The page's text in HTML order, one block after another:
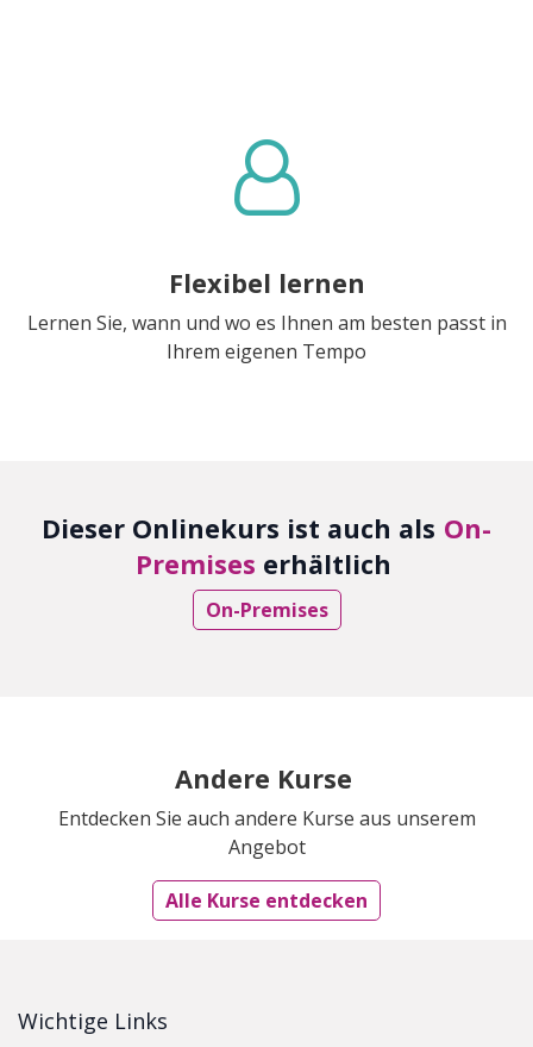
Flexibel lernen
Lernen Sie, wann und wo es Ihnen am besten passt in
Ihrem eigenen Tempo
Dieser Onlinekurs ist auch als On-
Premises erhältlich
On-Premises
Andere Kurse
Entdecken Sie auch andere Kurse aus unserem
Angebot
Alle Kurse entdecken
Wichtige Links